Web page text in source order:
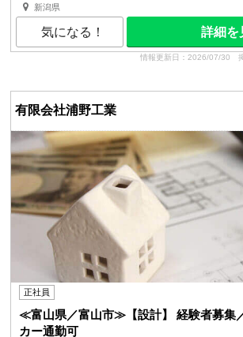
新潟県
気になる！ 詳細を
情報更新日：2026/07/30
有限会社浦野工業
正社員
≪富山県／富山市≫【設計】 経験者募集
カー通勤可